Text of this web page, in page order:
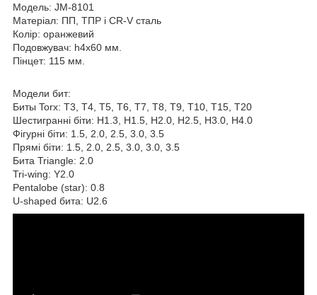
Модель: JM-8101
Матеріал: ПП, ТПР і CR-V сталь
Колір: оранжевий
Подовжувач: h4x60 мм.
Пінцет: 115 мм.
Модели бит:
Биты Torx: T3, T4, T5, T6, T7, T8, T9, T10, T15, T20
Шестигранні біти: H1.3, H1.5, H2.0, H2.5, H3.0, H4.0
Фігурні біти: 1.5, 2.0, 2.5, 3.0, 3.5
Прямі біти: 1.5, 2.0, 2.5, 3.0, 3.0, 3.5
Бита Triangle: 2.0
Tri-wing: Y2.0
Pentalobe (star): 0.8
U-shaped бита: U2.6